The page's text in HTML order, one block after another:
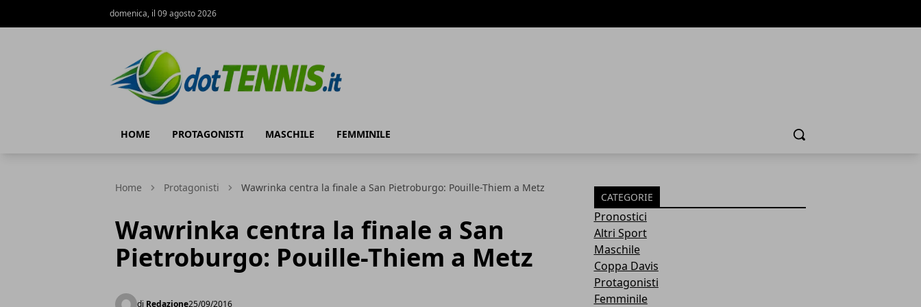
domenica, il 09 agosto 2026
HOME PROTAGONISTI MASCHILE FEMMINILE Cerca
Home Protagonisti Wawrinka centra la finale a San Pietroburgo: Pouille-Thiem a Metz
Wawrinka centra la finale a San
Pietroburgo: Pouille-Thiem a Metz
di Redazione25/09/2016
CATEGORIE
Pronostici
Altri Sport
Maschile
Coppa Davis
Protagonisti
Femminile